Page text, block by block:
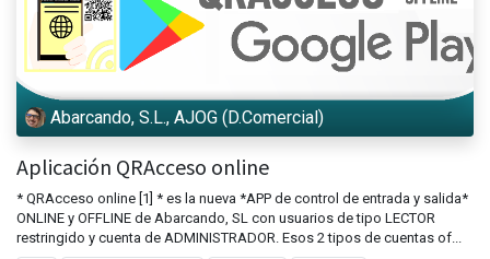
Abarcando, S.L., AJOG (D.Comercial)
Aplicación QRAcceso online
* QRAcceso online [1] * es la nueva *APP de control de entrada y salida*
ONLINE y OFFLINE de Abarcando, SL con usuarios de tipo LECTOR
restringido y cuenta de ADMINISTRADOR. Esos 2 tipos de cuentas of...